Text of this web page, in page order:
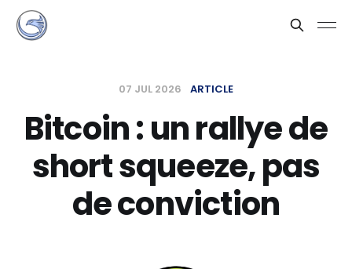
07 JUL 2026 ARTICLE
Bitcoin : un rallye de
short squeeze, pas
de conviction